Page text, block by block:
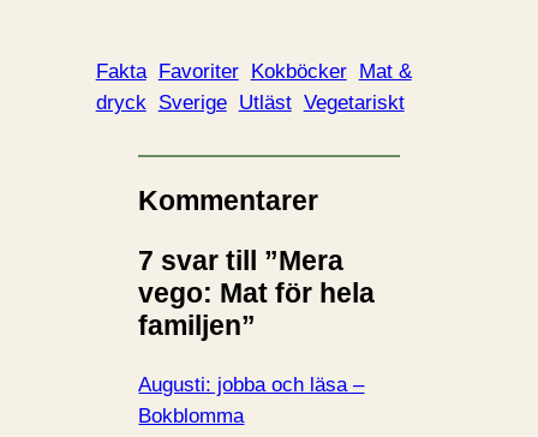
Fakta Favoriter Kokböcker Mat &
dryck
Sverige Utläst Vegetariskt
Kommentarer
7 svar till ”Mera
vego: Mat för hela
familjen”
Augusti: jobba och läsa –
Bokblomma